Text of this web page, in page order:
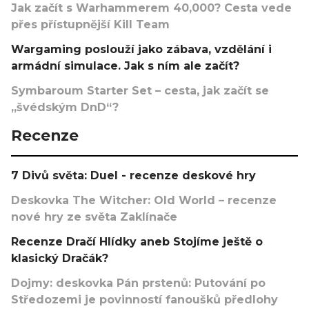
Jak začít s Warhammerem 40,000? Cesta vede
přes přístupnější Kill Team
Wargaming poslouží jako zábava, vzdělání i
armádní simulace. Jak s ním ale začít?
Symbaroum Starter Set – cesta, jak začít se
„švédským DnD“?
Recenze
7 Divů světa: Duel - recenze deskové hry
Deskovka The Witcher: Old World – recenze
nové hry ze světa Zaklínače
Recenze Dračí Hlídky aneb Stojíme ještě o
klasický Dračák?
Dojmy: deskovka Pán prstenů: Putování po
Středozemi je povinností fanoušků předlohy